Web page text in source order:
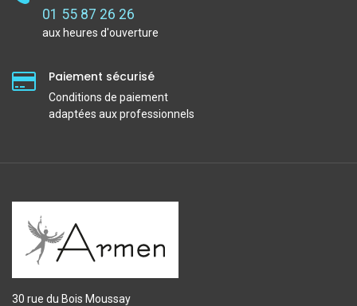
01 55 87 26 26
aux heures d'ouverture
Paiement sécurisé
Conditions de paiement
adaptées aux professionnels
30 rue du Bois Moussay